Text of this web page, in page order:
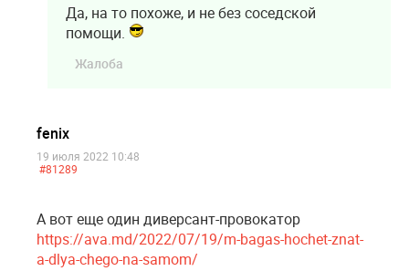
Да, на то похоже, и не без соседской
помощи.
Жалоба
fenix
19 июля 2022 10:48
#81289
А вот еще один диверсант-провокатор
https://ava.md/2022/07/19/m-bagas-hochet-znat-
a-dlya-chego-na-samom/